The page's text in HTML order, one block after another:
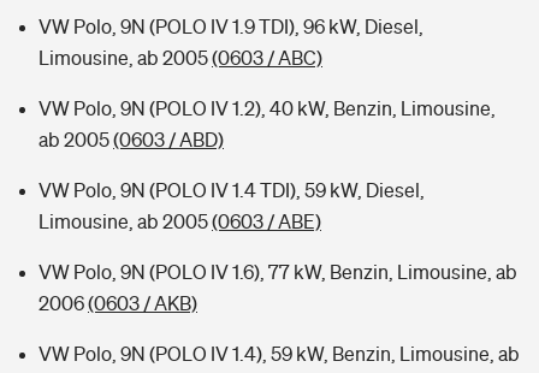
VW Polo, 9N (POLO IV 1.9 TDI), 96 kW, Diesel,
Limousine, ab 2005(0603 / ABC)
VW Polo, 9N (POLO IV 1.2), 40 kW, Benzin, Limousine,
ab 2005(0603 / ABD)
VW Polo, 9N (POLO IV 1.4 TDI), 59 kW, Diesel,
Limousine, ab 2005(0603 / ABE)
VW Polo, 9N (POLO IV 1.6), 77 kW, Benzin, Limousine, ab
2006(0603 / AKB)
VW Polo, 9N (POLO IV 1.4), 59 kW, Benzin, Limousine, ab